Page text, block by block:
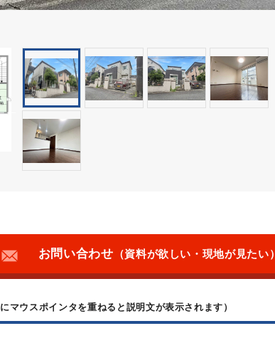
お問い合わせ （資料が欲しい・現地が見たい）
マウスポインタを重ねると説明文が表示されます）